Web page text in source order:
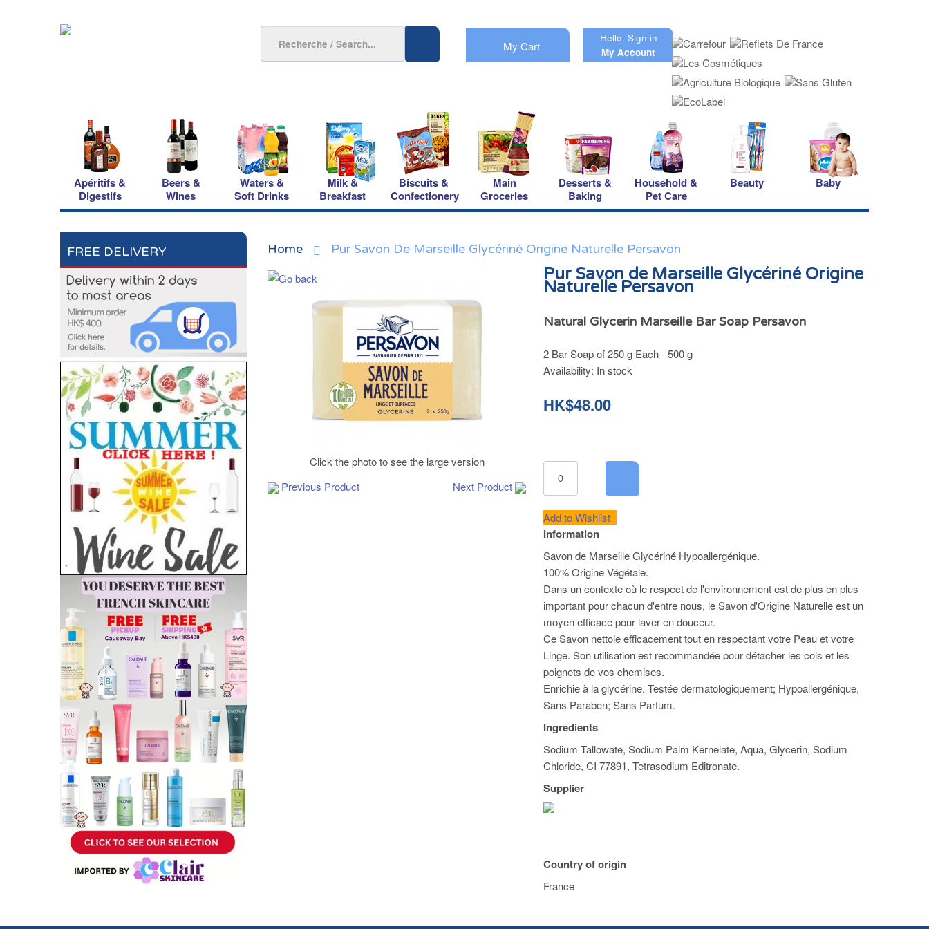
My Cart
Hello. Sign in
My Account
Apéritifs &
Digestifs
Beers &
Wines
Waters &
Soft Drinks
Milk &
Breakfast
Biscuits &
Confectionery
Main
Groceries
Desserts &
Baking
Household &
Pet Care
Beauty Baby
FREE DELIVERY Home Pur Savon De Marseille Glycériné Origine Naturelle Persavon
Click the photo to see the large version
Previous Product
Next Product
Pur Savon de Marseille Glycériné Origine
Naturelle Persavon
Natural Glycerin Marseille Bar Soap Persavon
2 Bar Soap of 250 g Each - 500 g
Availability: In stock
HK$48.00
Add to Wishlist
Information
Savon de Marseille Glycériné Hypoallergénique.
100% Origine Végétale.
Dans un contexte où le respect de l'environnement est de plus en plus
important pour chacun d'entre nous, le Savon d'Origine Naturelle est un
moyen efficace pour laver en douceur.
Ce Savon nettoie efficacement tout en respectant votre Peau et votre
Linge. Son utilisation est recommandée pour détacher les cols et les
poignets de vos chemises.
Enrichie à la glycérine. Testée dermatologiquement; Hypoallergénique,
Sans Paraben; Sans Parfum.
Ingredients
Sodium Tallowate, Sodium Palm Kernelate, Aqua, Glycerin, Sodium
Chloride, CI 77891, Tetrasodium Editronate.
Supplier
Country of origin
France